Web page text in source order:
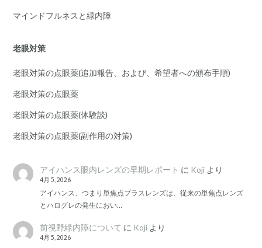
マインドフルネスと緑内障
老眼対策
老眼対策の点眼薬(追加報告、および、希望者への頒布手順)
老眼対策の点眼薬
老眼対策の点眼薬(体験談)
老眼対策の点眼薬(副作用の対策)
アイハンス眼内レンズの早期レポート に Kojiより
4月 5, 2026
アイハンス、つまり単焦点プラスレンズは、従来の単焦点レンズ
とハログレの発生におい…
前視野緑内障について に Kojiより
4月 5, 2026